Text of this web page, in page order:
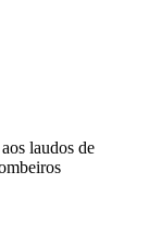
laudos de